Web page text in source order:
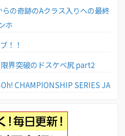
の奇跡のAクラス入りへの最終
ホ
！！
界突破のドスケベ尻 part2
CHAMPIONSHIP SERIES JA